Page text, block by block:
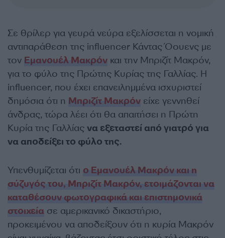
Σε θρίλερ για γευρά νεύρα εξελίσσεται η νομική
αντιπαράθεση της influencer Κάντας Όουενς με
τον Εμανουέλ Μακρόν και την Μπριζίτ Μακρόν,
για το φύλο της Πρώτης Κυρίας της Γαλλίας. Η
influencer, που έχει επανειλημμένα ισχυριστεί
δημόσια ότι η Μπριζίτ Μακρόν είχε γεννηθεί
άνδρας, τώρα λέει ότι θα απαιτήσει η Πρώτη
Κυρία της Γαλλίας να εξεταστεί από γιατρό για
να αποδείξει το φύλο της.
Υπενθυμίζεται ότι ο Εμανουέλ Μακρόν και η
σύζυγός του, Μπριζίτ Μακρόν, ετοιμάζονται να
καταθέσουν φωτογραφικά και επιστημονικά
στοιχεία σε αμερικανικό δικαστήριο,
προκειμένου να αποδείξουν ότι η κυρία Μακρόν